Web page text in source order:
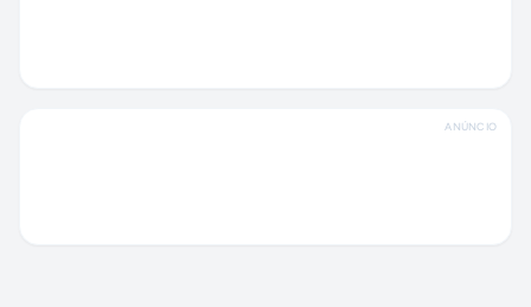
ANÚNCIO